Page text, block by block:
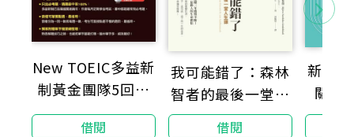
★世界級研究者的傾力之作，全球 16國搶購版權！
★與《真確》作者漢斯．羅斯林齊名的瑞典重量級作家
本書以振奮人心且又充滿遠見的方式，使針對大腦的運
動科學實用內容，獲得大家的關注。我誠心推薦！――國際
奧委會醫學委員會委員暨運動生理學家 卡爾・桑德伯格
New TOEIC多益新
制黃金團隊5回全
真試題＋詳解
借閱
我可能錯了：森林
智者的最後一堂人
生課
借閱
新制
關鍵